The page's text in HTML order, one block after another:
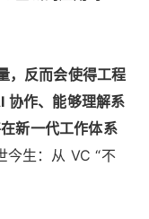
，反而会使得工程
协作、能够理解系
新一代工作体系
今生：从 VC “不